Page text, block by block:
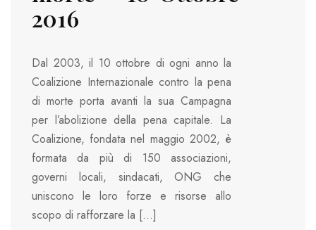
2016
Dal 2003, il 10 ottobre di ogni anno la
Coalizione Internazionale contro la pena
di morte porta avanti la sua Campagna
per l’abolizione della pena capitale. La
Coalizione, fondata nel maggio 2002, è
formata da più di 150 associazioni,
governi locali, sindacati, ONG che
uniscono le loro forze e risorse allo
scopo di rafforzare la […]